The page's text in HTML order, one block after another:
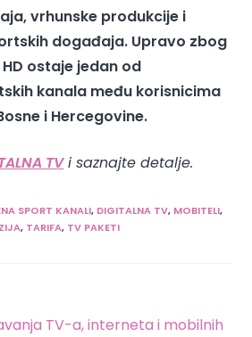
vrhunske produkcije i
događaja. Upravo zbog
ostaje jedan od
kanala među korisnicima
i Hercegovine.
TVi saznajte detalje.
SPORT KANALI, DIGITALNA TV, MOBITELI,
, TARIFA, TV PAKETI
TV-a, interneta i mobilnih